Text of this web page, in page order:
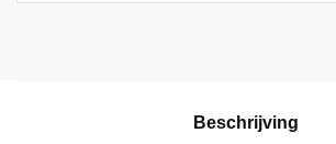
Beschrijving